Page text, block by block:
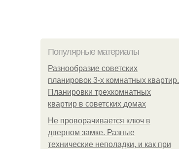
Популярные материалы
Разнообразие советских
планировок 3-х комнатных квартир.
Планировки трехкомнатных
квартир в советских домах
Не проворачивается ключ в
дверном замке. Разные
технические неполадки, и как при